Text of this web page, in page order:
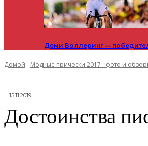
Деми Воллеринг —
Домой Модные прически 2017 - фото и
15.11.2019
Достоинства